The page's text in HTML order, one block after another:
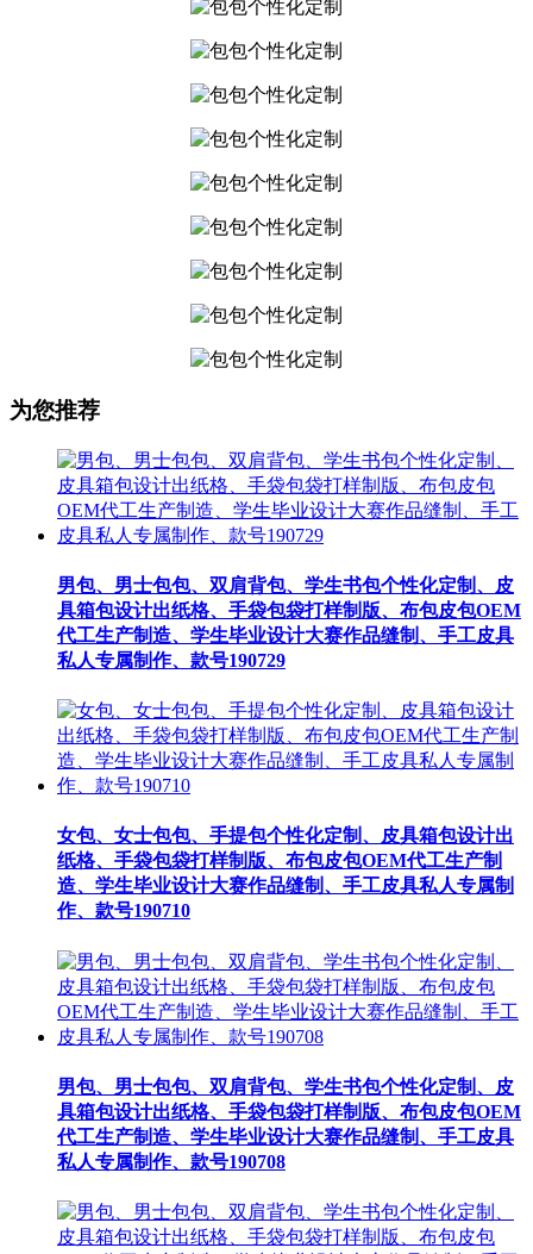
为您推荐
男包、男士包包、双肩背包、学生书包个性化定制、皮
具箱包设计出纸格、手袋包袋打样制版、布包皮包OEM
代工生产制造、学生毕业设计大赛作品缝制、手工皮具
私人专属制作、款号190729
女包、女士包包、手提包个性化定制、皮具箱包设计出
纸格、手袋包袋打样制版、布包皮包OEM代工生产制
造、学生毕业设计大赛作品缝制、手工皮具私人专属制
作、款号190710
男包、男士包包、双肩背包、学生书包个性化定制、皮
具箱包设计出纸格、手袋包袋打样制版、布包皮包OEM
代工生产制造、学生毕业设计大赛作品缝制、手工皮具
私人专属制作、款号190708